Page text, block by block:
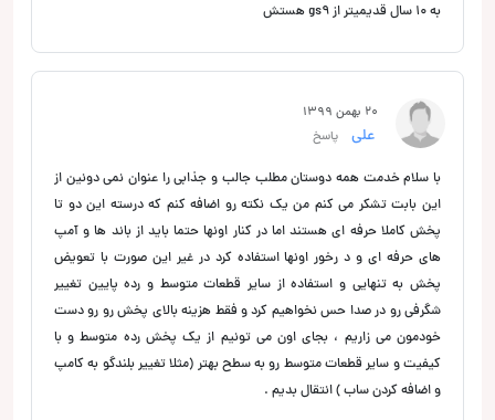
به ۱۰ سال قدیمیتر از gs9 هستش
20 بهمن 1399
علی پاسخ
با سلام خدمت همه دوستان مطلب جالب و جذابی را عنوان نمی دونین از
این بابت تشکر می کنم من یک نکته رو اضافه کنم که درسته این دو تا
پخش کاملا حرفه ای هستند اما در کنار اونها حتما باید از باند ها و آمپ
های حرفه ای و د رخور اونها استفاده کرد در غیر این صورت با تعویض
پخش به تنهایی و استفاده از سایر قطعات متوسط و رده پایین تغییر
شگرفی رو در صدا حس نخواهیم کرد و فقط هزینه بالای پخش رو رو دست
خودمون می زاریم ، بجای اون می تونیم از یک پخش رده متوسط و با
کیفیت و سایر قطعات متوسط رو به سطح بهتر (مثلا تغییر بلندگو به کامپ
و اضافه کردن ساب ) انتقال بدیم .